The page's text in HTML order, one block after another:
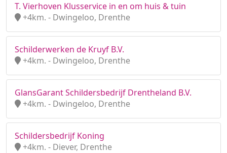
T. Vierhoven Klusservice in en om huis & tuin
+4km. - Dwingeloo, Drenthe
Schilderwerken de Kruyf B.V.
+4km. - Dwingeloo, Drenthe
GlansGarant Schildersbedrijf Drentheland B.V.
+4km. - Dwingeloo, Drenthe
Schildersbedrijf Koning
+4km. - Diever, Drenthe